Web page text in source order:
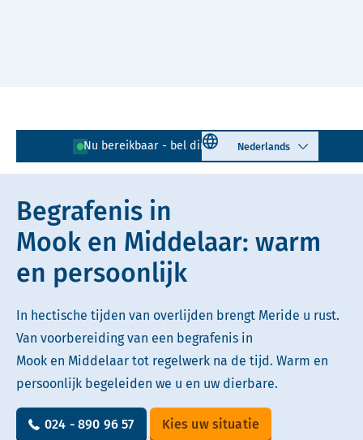
Nu bereikbaar - bel direct! 024 - 890 96 57
Select language
Lees voor Uitleg woorden
Simpele tekst
Begrafenis in
Mook en Middelaar: warm
en persoonlijk
In hectische tijden van overlijden brengt Meride u rust.
Van voorbereiding van een begrafenis in
Mook en Middelaar tot regelwerk na de tijd. Warm en
persoonlijk begeleiden we u en uw dierbare.
024 - 890 96 57 Kies uw situatie